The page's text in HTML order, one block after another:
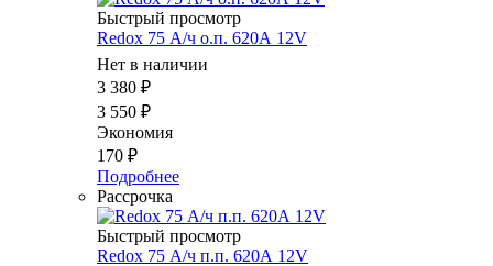
Быстрый просмотр
Redox 75 А/ч о.п. 620А 12V
Нет в наличии
3 380 ₽
3 550 ₽
Экономия
170 ₽
Подробнее
Рассрочка
Быстрый просмотр
Redox 75 А/ч п.п. 620А 12V